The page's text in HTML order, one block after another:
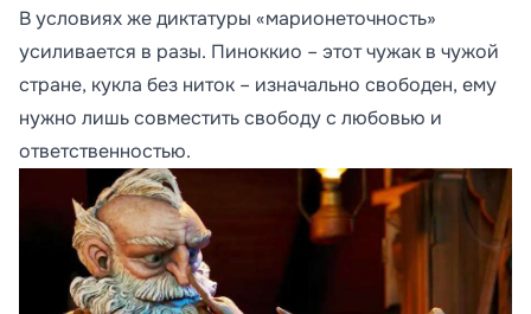
В условиях же диктатуры «марионеточность»
усиливается в разы. Пиноккио – этот чужак в чужой
стране, кукла без ниток – изначально свободен, ему
нужно лишь совместить свободу с любовью и
ответственностью.